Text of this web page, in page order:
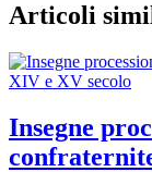
Articoli
Insegne